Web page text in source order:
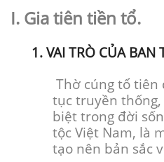
I. Gia tiên tiền tổ.
1. VAI TRÒ CỦA BAN
Thờ cúng tổ
tục truyền
biệt trong đời
tộc Việt Nam, là
tạo nên bản sắc